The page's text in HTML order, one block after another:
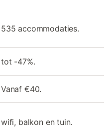
535 accommodaties.
tot -47%.
Vanaf €40.
wifi, balkon en tuin.